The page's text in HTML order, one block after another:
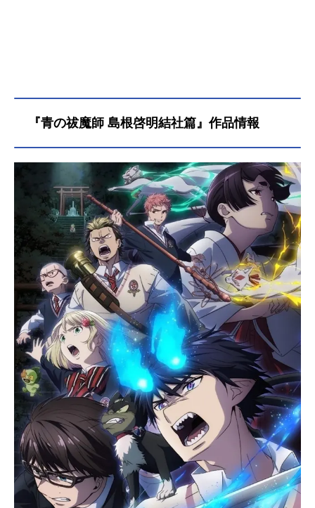
『青の祓魔師 島根啓明結社篇』作品情報